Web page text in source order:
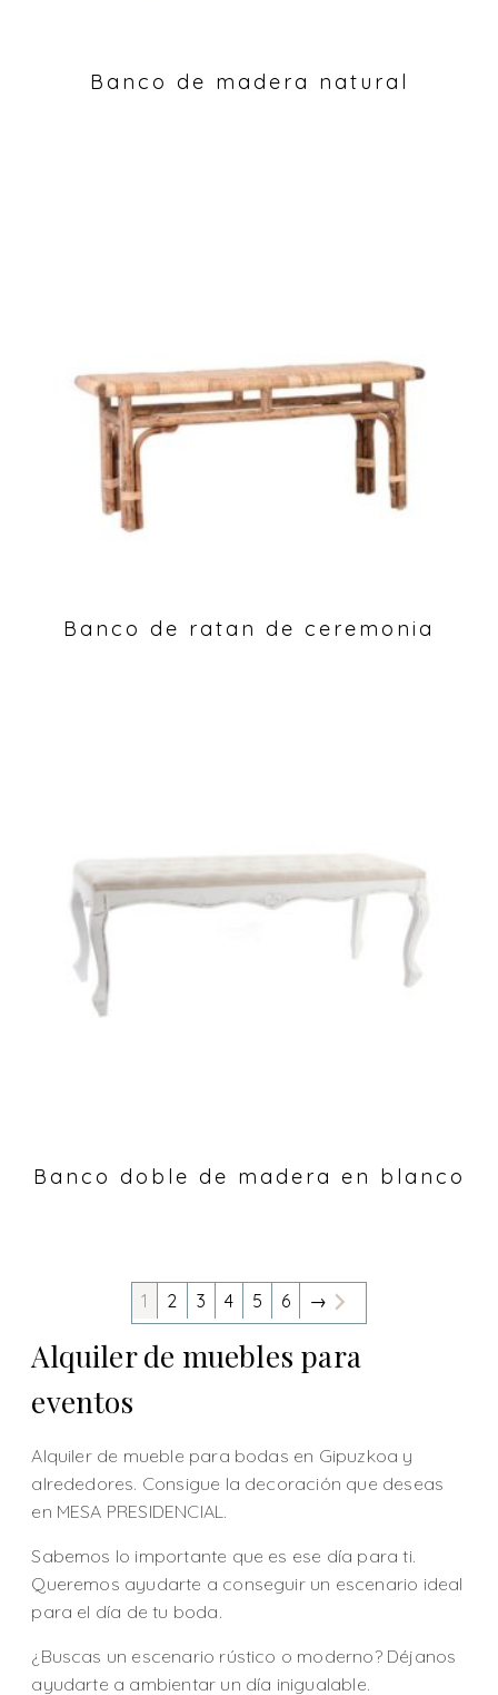
Banco de madera natural
Banco de ratan de ceremonia
Banco doble de madera en blanco
1 2 3 4 5 6 →
Alquiler de muebles para
eventos
Alquiler de mueble para bodas en Gipuzkoa y
alrededores. Consigue la decoración que deseas
en MESA PRESIDENCIAL.
Sabemos lo importante que es ese día para ti.
Queremos ayudarte a conseguir un escenario ideal
para el día de tu boda.
¿Buscas un escenario rústico o moderno? Déjanos
ayudarte a ambientar un día inigualable.